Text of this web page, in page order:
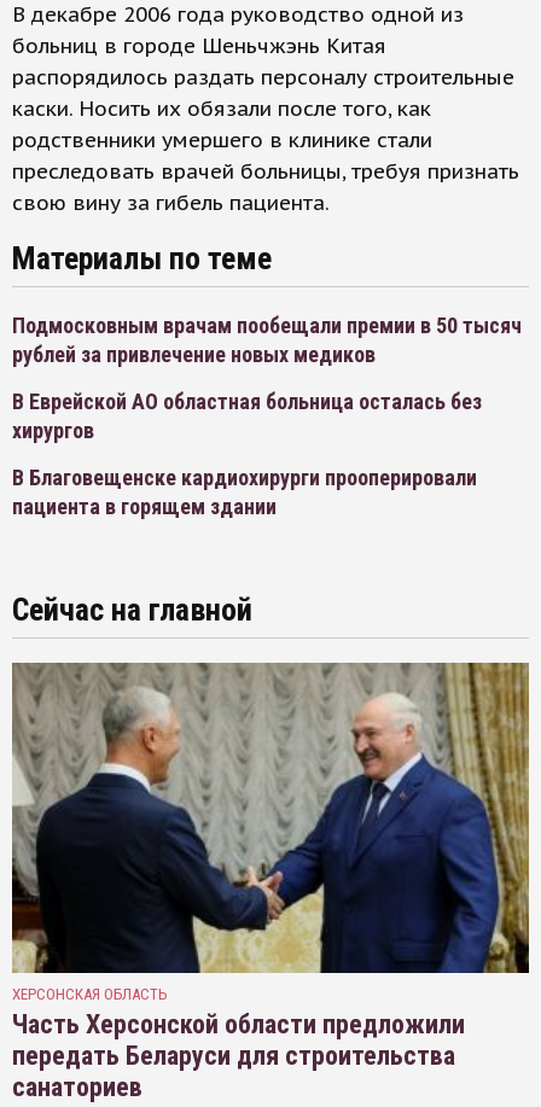
В декабре 2006 года руководство одной из
больниц в городе Шеньчжэнь Китая
распорядилось раздать персоналу строительные
каски. Носить их обязали после того, как
родственники умершего в клинике стали
преследовать врачей больницы, требуя признать
свою вину за гибель пациента.
Материалы по теме
Подмосковным врачам пообещали премии в 50 тысяч
рублей за привлечение новых медиков
В Еврейской АО областная больница осталась без
хирургов
В Благовещенске кардиохирурги прооперировали
пациента в горящем здании
Сейчас на главной
ХЕРСОНСКАЯ ОБЛАСТЬ
Часть Херсонской области предложили
передать Беларуси для строительства
санаториев